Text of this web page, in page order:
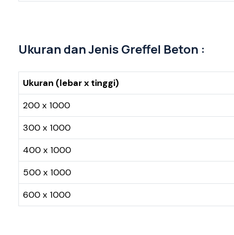
Ukuran dan Jenis Greffel Beton :
Ukuran (lebar x tinggi)
200 x 1000
300 x 1000
400 x 1000
500 x 1000
600 x 1000